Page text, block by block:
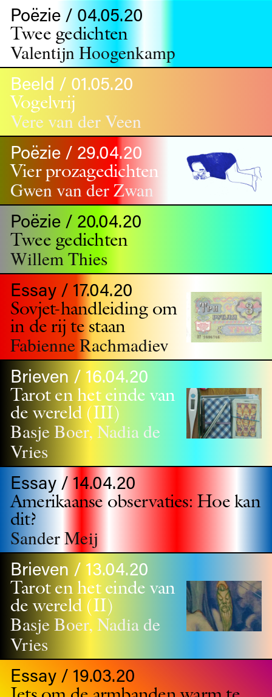
Poëzie / 04.05.20
Twee gedichten
Valentijn Hoogenkamp
Beeld / 01.05.20
Vogelvrij
Vere van der Veen
Poëzie / 29.04.20
Vier prozagedichten
Gwen van der Zwan
Poëzie / 20.04.20
Twee gedichten
Willem Thies
Essay / 17.04.20
Sovjet-handleiding om
in de rij te staan
Fabienne Rachmadiev
Brieven / 16.04.20
Tarot en het einde van
de wereld (III)
Basje Boer, Nadia de
Vries
Essay / 14.04.20
Amerikaanse observaties: Hoe kan
dit?
Sander Meij
Brieven / 13.04.20
Tarot en het einde van
de wereld (II)
Basje Boer, Nadia de
Vries
Essay / 19.03.20